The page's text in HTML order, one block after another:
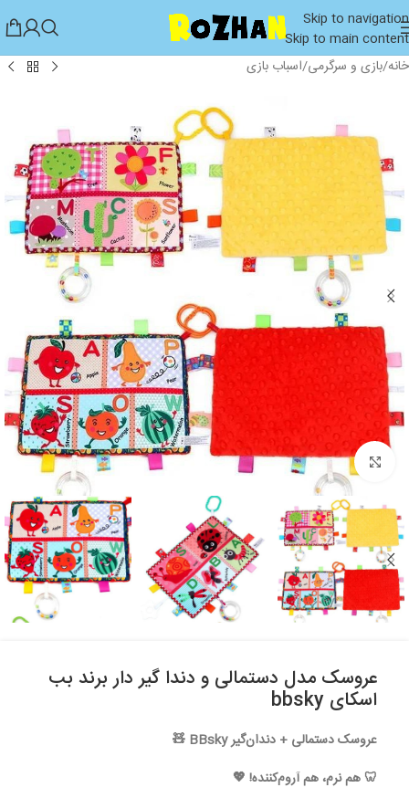
Skip to navigation
Skip to main content
خانه/بازی و سرگرمی/اسباب بازی
بزرگنمایی تصویر
عروسک مدل دستمالی و دندا گیر دار برند بب
اسکای bbsky
عروسک دستمالی + دندان‌گیر BBsky 🧸
🦷 هم نرم، هم آروم‌کننده! 💖